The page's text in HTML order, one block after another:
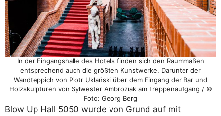
In der Eingangshalle des Hotels finden sich den Raummaßen
entsprechend auch die größten Kunstwerke. Darunter der
Wandteppich von Piotr Uklański über dem Eingang der Bar und
Holzskulpturen von Sylwester Ambroziak am Treppenaufgang / ©
Foto: Georg Berg
Blow Up Hall 5050 wurde von Grund auf mit